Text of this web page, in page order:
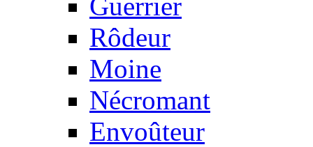
Rôdeur
Moine
Nécromant
Envoûteur